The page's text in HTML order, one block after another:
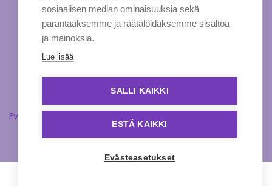
Evästeasetukset
sosiaalisen median ominaisuuksia sekä
parantaaksemme ja räätälöidäksemme sisältöä
ja mainoksia.
Lue lisää
SALLI KAIKKI
ESTÄ KAIKKI
Evästeasetukset